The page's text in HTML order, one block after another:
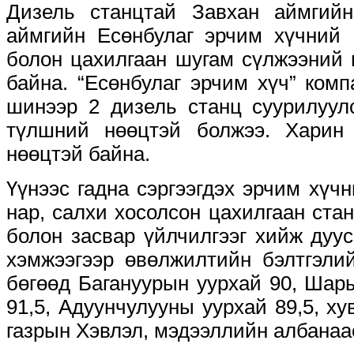
Дизель станцтай Завхан
аймгийн Есөнбулаг эрчим
болон цахилгаан шугам сүлжээний
байна. “Есөнбулаг эрчим хүч”
шинээр 2 дизель станц
түлшний нөөцтэй болжээ. Харин
нөөцтэй байна.
Үүнээс гадна сэргээгдэх эрчим
нар, салхи хосолсон цахилгаан
болон засвар үйлчилгээг хийж
хэмжээгээр өвөлжилтийн
бөгөөд Багануурын уурхай 90,
91,5, Адуунчулууны уурхай 89,5,
газрын Хэвлэл, мэдээллийн